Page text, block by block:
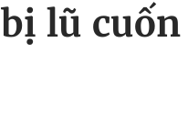
lũ cuốn